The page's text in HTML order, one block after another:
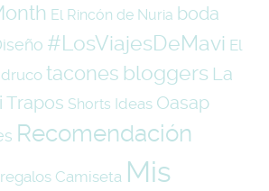
El Rincón de Nuria boda
#LosViajesDeMavi El
tacones bloggers La
Trapos Shorts Ideas Oasap
Recomendación
regalos Camiseta Mis